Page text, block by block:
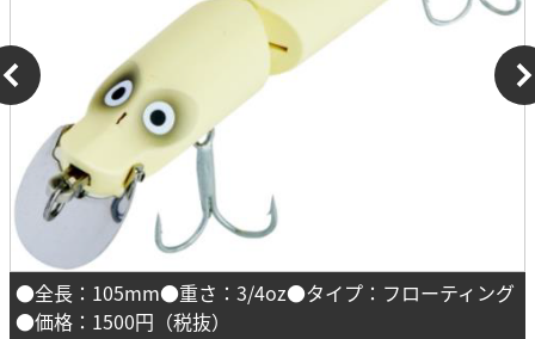
●全長：105mm●重さ：3/4oz●タイプ：フローティング
●価格：1500円（税抜）